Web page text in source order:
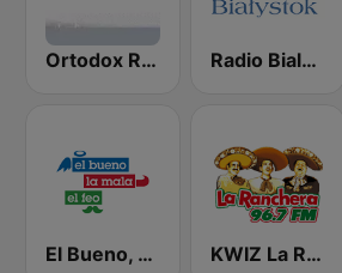
Ortodox Radio Radio Bialystok
El Bueno, La Mala y El Feo KWIZ La Ranchera 96.7 FM (US Only)